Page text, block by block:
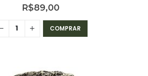
R$89,00
COMPRAR